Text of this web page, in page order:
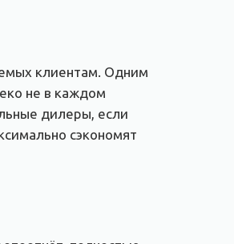
клиентам. Одним
не в каждом
дилеры, если
сэкономят